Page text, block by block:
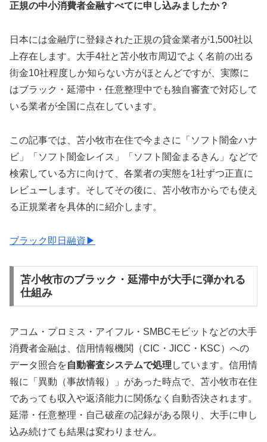
正規の中小消費者金融すべてに申し込みましたか？
日本には金融庁に登録された正規の貸金業者が1,500社以
上存在します。大手4社と苫小牧市周辺でよく名前の出る
街金10社程度しか知らない方がほとんどですが、実際に
はブラック・延滞中・任意整理中でも独自審査で対応して
いる業者が全国に点在しています。
この記事では、苫小牧市在住で今まさに「ソフト闇金ハナ
ビ」「ソフト闇金レイス」「ソフト闇金まるきん」などで
検索している方に向けて、各業者の実態を1社ずつ正直に
レビューします。そしてその後に、苫小牧市からでも使え
る正規業者を具体的に紹介します。
ブラック即日融資▶
苫小牧市のブラック・延滞中が大手に弾かれる
仕組み
アコム・プロミス・アイフル・SMBCモビットなどの大手
消費者金融は、信用情報機関（CIC・JICC・KSC）への
データ照合を自動審査システムで処理 しています。信用情
報に「異動（事故情報）」があった時点で、苫小牧市在住
であっても収入や返済能力に関係なく自動否決されます。
延滞・任意整理・自己破産の記録がある限り、大手に申し
込み続けても結果は変わりません。